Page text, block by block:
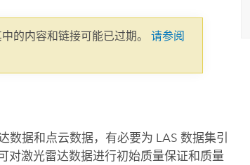
探索 ArcGIS Pro
的内容和链接可能已过期。请参阅
数据和点云数据，有必要为 LAS 数据集引
对激光雷达数据进行初始质量保证和质量